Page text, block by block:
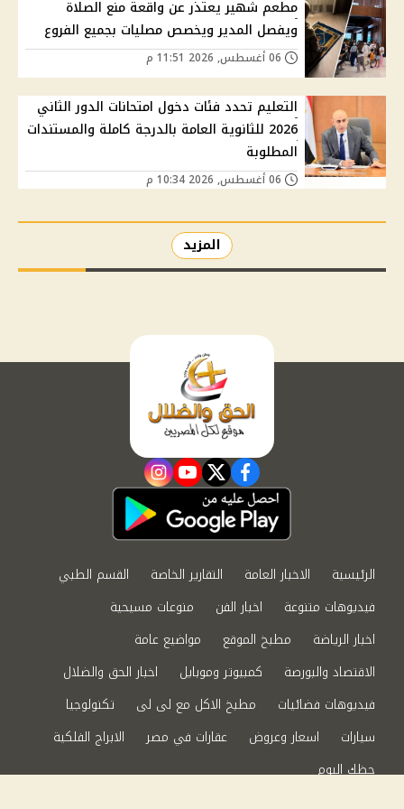
مطعم شهير يعتذر عن واقعة منع الصلاة
ويفصل المدير ويخصص مصليات بجميع الفروع
التعليم تحدد فئات دخول امتحانات الدور الثاني
2026 للثانوية العامة بالدرجة كاملة والمستندات
المطلوبة
المزيد
facebook
twitter
youtube
instagram
الرئيسية الاخبار العامة التقارير الخاصة
القسم الطبي
فيديوهات متنوعة
اخبار الفن
منوعات مسيحية
اخبار الرياضة
مطبخ الموقع
مواضيع عامة
الاقتصاد والبورصة
كمبيوتر وموبايل
اخبار الحق والضلال
فيديوهات فضائيات
مطبخ الاكل مع لى لى
تكنولوجيا
سيارات
اسعار وعروض عقارات في مصر
الابراج الفلكية
حظك اليوم